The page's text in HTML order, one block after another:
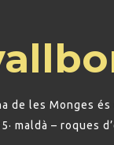
de les Monges
maldà – roques